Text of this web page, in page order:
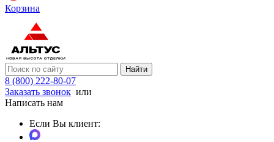
Корзина
Найти
8 (800) 222-80-07
Заказать звонок или
Написать нам
Если Вы клиент: